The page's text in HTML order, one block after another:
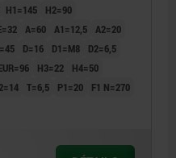
H1=145
H2=90
A=60 A1=12,5 A2=20
D=16 D1=M8
D2=6,5
H3=22
H4=50
T=6,5 P1=20 F1 N=270